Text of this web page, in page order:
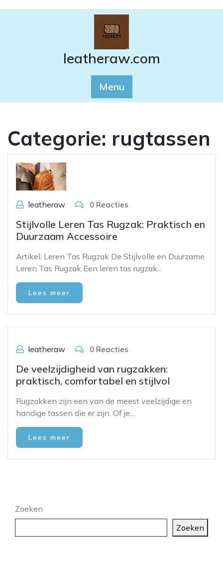
leatheraw.com
Menu
Categorie: rugtassen
leatheraw 0 Reacties
Stijlvolle Leren Tas Rugzak: Praktisch en
Duurzaam Accessoire
Artikel: Leren Tas Rugzak De Stijlvolle en Duurzame
Leren Tas Rugzak Een leren tas rugzak…
Lees meer
leatheraw 0 Reacties
De veelzijdigheid van rugzakken:
praktisch, comfortabel en stijlvol
Rugzakken zijn een van de meest veelzijdige en
handige tassen die er zijn. Of je…
Lees meer
Zoeken
Zoeken